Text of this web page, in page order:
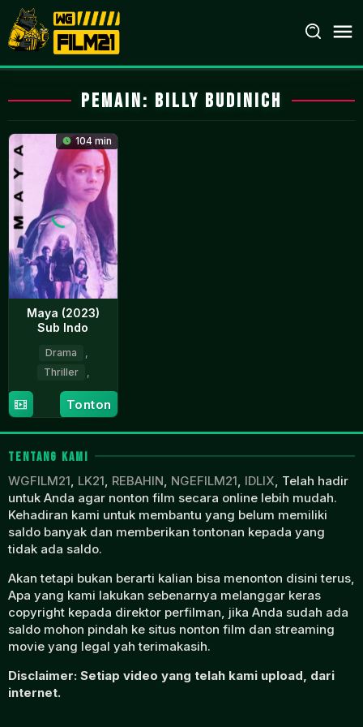
Loncat
ke
konten
Pemain: Billy Budinich
104 min
Maya (2023)
Sub Indo
Drama
Thriller
30
Oct
2023
Julia
Verdin
Tonton
TENTANG KAMI
WGFILM21, LK21, REBAHIN, NGEFILM21, IDLIX, Telah hadir
untuk Anda agar nonton film secara online lebih mudah.
Kehadiran kami untuk membantu yang belum memiliki
saldo banyak dan memberikan tontonan kepada yang
tidak ada saldo.
Akan tetapi bukan berarti kalian bisa menonton disini terus,
Apa yang kami lakukan sebenarnya melanggar keras
copyright kepada direktor perfilman, jika Anda sudah ada
saldo mohon pindah ke situs nonton film dan streaming
movie yang legal yah terimakasih.
Disclaimer: Setiap video yang telah kami upload, dari
internet.